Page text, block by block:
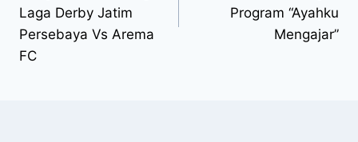
Laga Derby Jatim
Persebaya Vs Arema
FC
Program “Ayahku
Mengajar”